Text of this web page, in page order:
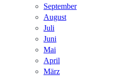
September
August
Juli
Juni
Mai
April
März